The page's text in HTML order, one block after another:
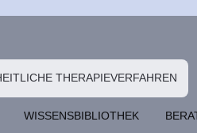
THERAPIEVERFAHREN
WISSENSBIBLIOTHEK